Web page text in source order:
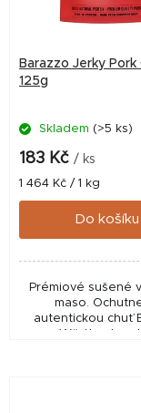
Barazzo Jerky Pork
125g
Skladem (>5 ks)
183 Kč / ks
Měrná
cena:
1 464 Kč / 1 kg
Do košíku
Prémiové sušené
maso.
autentickou chuť